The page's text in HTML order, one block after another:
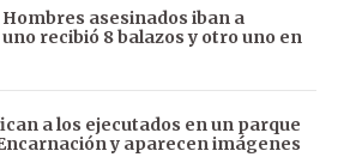
asesinados iban a
recibió 8 balazos y otro uno en
a los ejecutados en un parque
y aparecen imágenes